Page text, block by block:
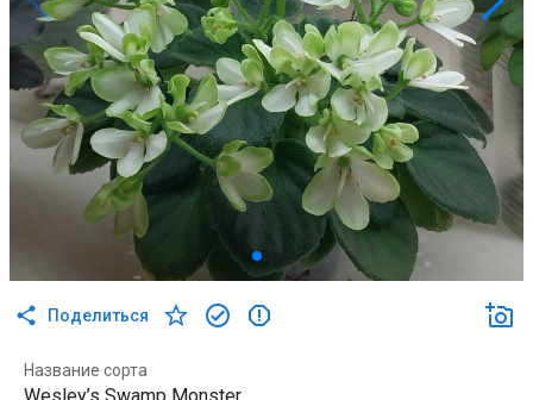
Поделиться
Название сорта